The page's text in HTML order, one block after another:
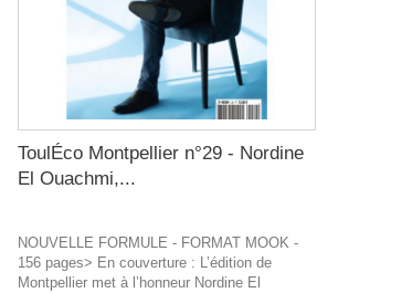
ToulÉco Montpellier n°29 - Nordine
El Ouachmi,...
NOUVELLE FORMULE - FORMAT MOOK -
156 pages> En couverture : L’édition de
Montpellier met à l’honneur Nordine El